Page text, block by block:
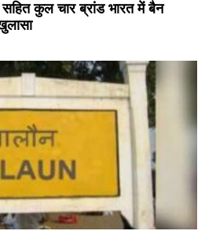
कुल चार ब्रांड भारत में बैन